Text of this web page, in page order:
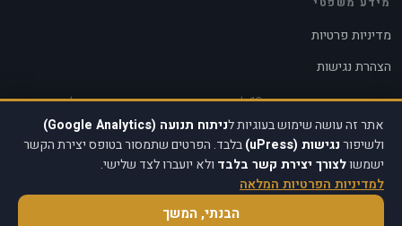
מדיניות פרטיות
הצהרת נגישות
אתר זה עומד בדרישות תקנה 13 לחוק הגנת הפרטיות ובתקנות הנגישות לאנשים עם
מוגבלות (WCAG 2.1 AA).
אתר זה עושה שימוש בעוגיות לניתוח תנועה (Google Analytics)
ולשיפורנגישות (uPress)
בלבד. הפרטים שתמסור בטופס יצירת הקשר
ישמשולצורך יצירת קשר בלבד ולא יועברו לצד שלישי.
למדיניות הפרטיות המלאה
הבנתי, המשך